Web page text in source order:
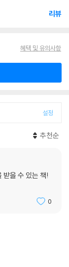
리뷰
혜택 및 유의사항
설정
추천순
받을 수 있는 책!
0